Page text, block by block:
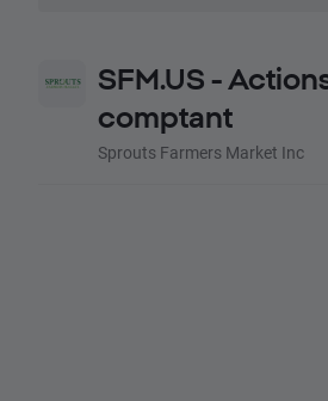
SFM.US -
comptant
Sprouts Farmers Market Inc